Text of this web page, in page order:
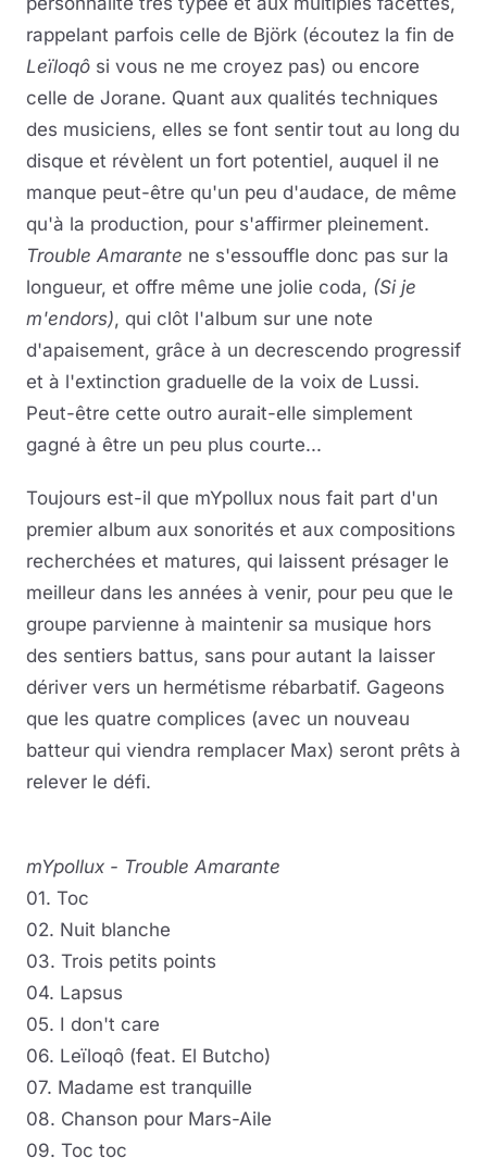
rappelant parfois celle de Björk (écoutez la fin de
Leïloqô si vous ne me croyez pas) ou encore
celle de Jorane. Quant aux qualités techniques
des musiciens, elles se font sentir tout au long du
disque et révèlent un fort potentiel, auquel il ne
manque peut-être qu'un peu d'audace, de même
qu'à la production, pour s'affirmer pleinement.
Trouble Amarante ne s'essouffle donc pas sur la
longueur, et offre même une jolie coda, (Si je
m'endors), qui clôt l'album sur une note
d'apaisement, grâce à un decrescendo progressif
et à l'extinction graduelle de la voix de Lussi.
Peut-être cette outro aurait-elle simplement
gagné à être un peu plus courte...
Toujours est-il que mYpollux nous fait part d'un
premier album aux sonorités et aux compositions
recherchées et matures, qui laissent présager le
meilleur dans les années à venir, pour peu que le
groupe parvienne à maintenir sa musique hors
des sentiers battus, sans pour autant la laisser
dériver vers un hermétisme rébarbatif. Gageons
que les quatre complices (avec un nouveau
batteur qui viendra remplacer Max) seront prêts à
relever le défi.
mYpollux - Trouble Amarante
01. Toc
02. Nuit blanche
03. Trois petits points
04. Lapsus
05. I don't care
06. Leïloqô (feat. El Butcho)
07. Madame est tranquille
08. Chanson pour Mars-Aile
09. Toc toc